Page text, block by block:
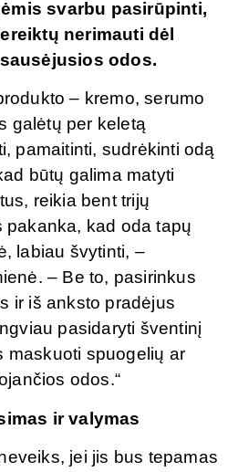
svarbu pasirūpinti,
nerimauti dėl
odos.
– kremo, serumo
galėtų per keletą
pamaitinti, sudrėkinti odą
būtų galima matyti
reikia bent trijų
pakanka, kad oda tapų
labiau švytinti, –
– Be to, pasirinkus
ir iš anksto pradėjus
pasidaryti šventinį
maskuoti spuogelių ar
odos.“
ir valymas
jei jis bus tepamas